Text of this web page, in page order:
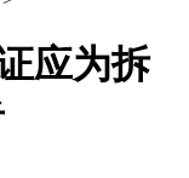
应为拆